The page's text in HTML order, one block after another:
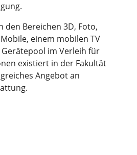
den Bereichen 3D, Foto,
einem mobilen TV
im Verleih für
existiert in der Fakultät
Angebot an